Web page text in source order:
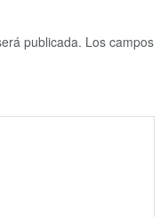
publicada. Los campos